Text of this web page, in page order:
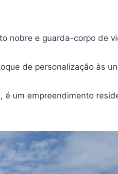
nobre e guarda-corpo de
de personalização às
um empreendimento